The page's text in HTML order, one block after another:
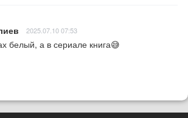
2025.07.10 07:53
белый, а в сериале книга😅